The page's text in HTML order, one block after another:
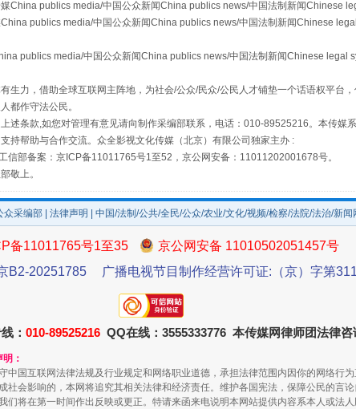
让传统村落焕发生机
走走走！国家喊你健身啦
China publics media/中国公众新闻China publics news/中国法制新闻Chinese
publics media/中国公众新闻China publics news/中国法制新闻Chinese
publics media/中国公众新闻China publics news/中国法制新闻Chinese legal
生力，借助全球互联网主阵地，为社会/公众/民众/公民人才铺垫一个话语权平台
都作守法公民。
述条款,如您对管理有意见请向制作采编部联系，电话：010-89525216。本传媒
持帮助与合作交流。众全影视文化传媒（北京）有限公司独家主办 :
信部备案：京ICP备11011765号1至52，京公网安备：11011202001678号。
敬上。
众采编部 法律声明 | 中国/法制/公共/全民/公众/农业/文化/视频/检察/法院/法治/新闻
备11011765号1至35
京公网安备 11010502051457号
B2-20251785
广播电视节目制作经营许可证:（京）字第
： 010-89525216 QQ在线：3555333776 本传媒网律师团法律咨
：
中国互联网法律法规及行业规定和网络职业道德，承担法律范围内因你的网络行
社会影响的，本网将追究其相关法律和经济责任。维护各国宪法，保障公民的言
们将在第一时间作出反映或更正。特请来函来电说明本网站提供内容系本人或法